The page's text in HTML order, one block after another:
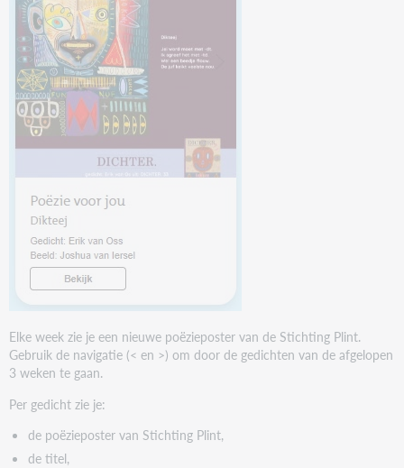
Elke week zie je een nieuwe poëzieposter van de Stichting Plint.
Gebruik de navigatie (< en >) om door de gedichten van de afgelopen
3 weken te gaan.
Per gedicht zie je:
de poëzieposter van Stichting Plint,
de titel,